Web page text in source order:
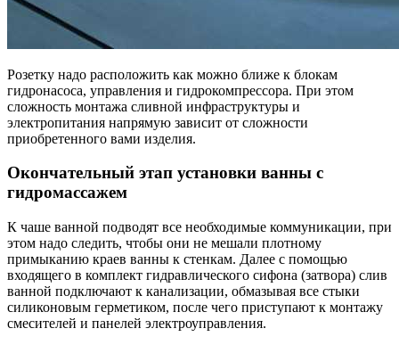
Розетку надо расположить как можно ближе к блокам
гидронасоса, управления и гидрокомпрессора. При этом
сложность монтажа сливной инфраструктуры и
электропитания напрямую зависит от сложности
приобретенного вами изделия.
Окончательный этап установки ванны с
гидромассажем
К чаше ванной подводят все необходимые коммуникации, при
этом надо следить, чтобы они не мешали плотному
примыканию краев ванны к стенкам. Далее с помощью
входящего в комплект гидравлического сифона (затвора) слив
ванной подключают к канализации, обмазывая все стыки
силиконовым герметиком, после чего приступают к монтажу
смесителей и панелей электроуправления.